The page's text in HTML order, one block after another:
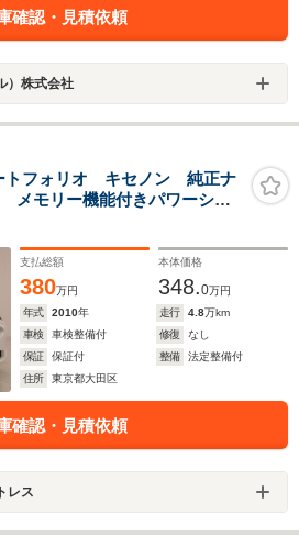
確認・見積依頼
）株式会社
トフォリオ キセノン 純正ナ
モリー機能付きパワーシー
ランスソナー バックカメ
マルチファンクションステ
支払総額
380万円
本体価格
348.0万円
年式
2010年 走行 4.8万km
車検
車検整備付 修復
なし
保証
保証付 整備
法定整備付
住所
東京都大田区
確認・見積依頼
レス